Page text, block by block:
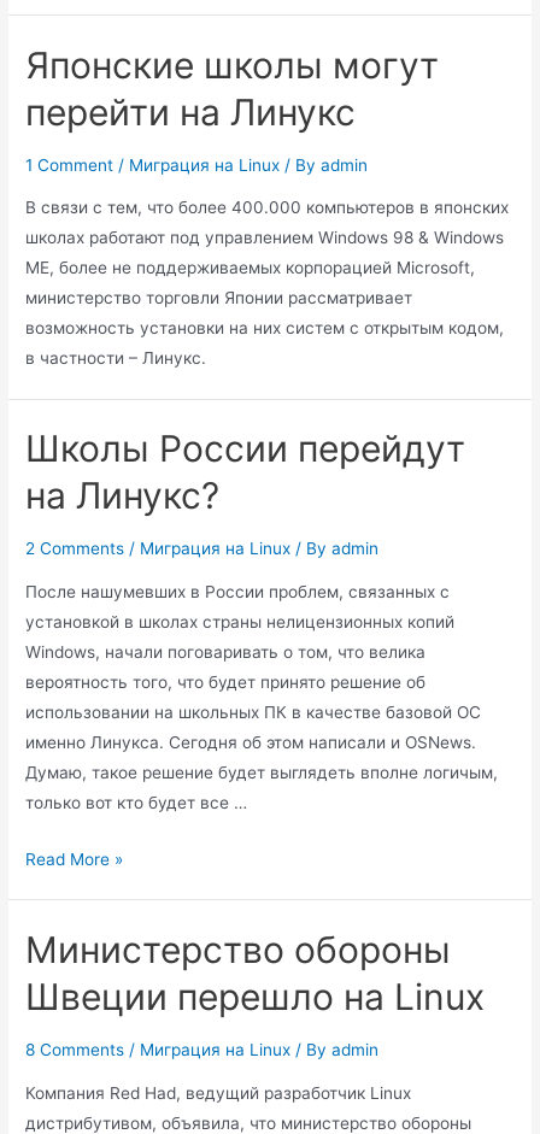
Японские школы могут
перейти на Линукс
1 Comment / Миграция на Linux / Byadmin
В связи с тем, что более 400.000 компьютеров в японских
школах работают под управлением Windows 98 & Windows
ME, более не поддерживаемых корпорацией Microsoft,
министерство торговли Японии рассматривает
возможность установки на них систем с открытым кодом,
в частности – Линукс.
Школы России перейдут
на Линукс?
2 Comments / Миграция на Linux / Byadmin
После нашумевших в России проблем, связанных с
установкой в школах страны нелицензионных копий
Windows, начали поговаривать о том, что велика
вероятность того, что будет принято решение об
использовании на школьных ПК в качестве базовой ОС
именно Линукса. Сегодня об этом написали и OSNews.
Думаю, такое решение будет выглядеть вполне логичым,
только вот кто будет все …
Школы
на
Read More »
Министерство обороны
Швеции перешло на Linux
8 Comments / Миграция на Linux / Byadmin
Компания Red Had, ведущий разработчик Linux
дистрибутивом, объявила, что министерство обороны